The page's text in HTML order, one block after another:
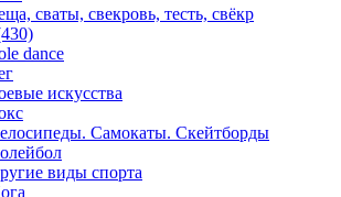
сваты, свекровь, тесть, свёкр
dance
искусства
Самокаты. Скейтборды
виды спорта